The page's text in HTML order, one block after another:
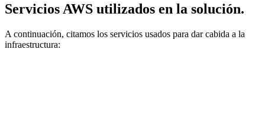
Servicios AWS utilizados en la solución.
A continuación, citamos los servicios usados para dar cabida a la
infraestructura: